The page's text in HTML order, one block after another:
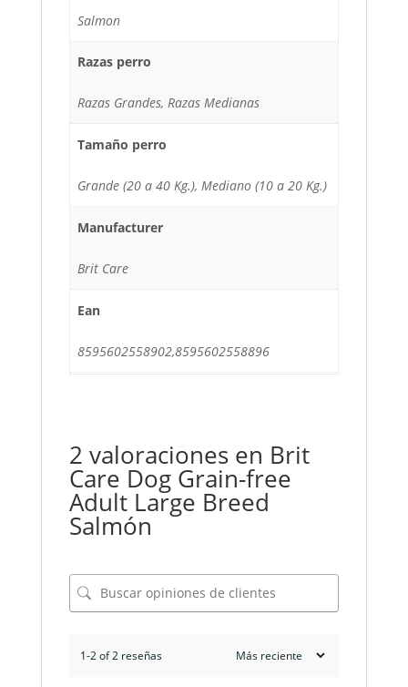
Salmon
Razas perro
Razas Grandes, Razas Medianas
Tamaño perro
Grande (20 a 40 Kg.), Mediano (10 a 20 Kg.)
Manufacturer
Brit Care
Ean
8595602558902,8595602558896
2 valoraciones en Brit
Care Dog Grain-free
Adult Large Breed
Salmón
1-2 of 2 reseñas